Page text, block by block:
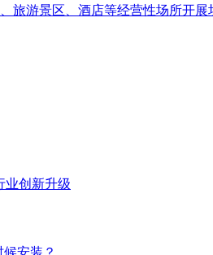
业创新升级
安装？